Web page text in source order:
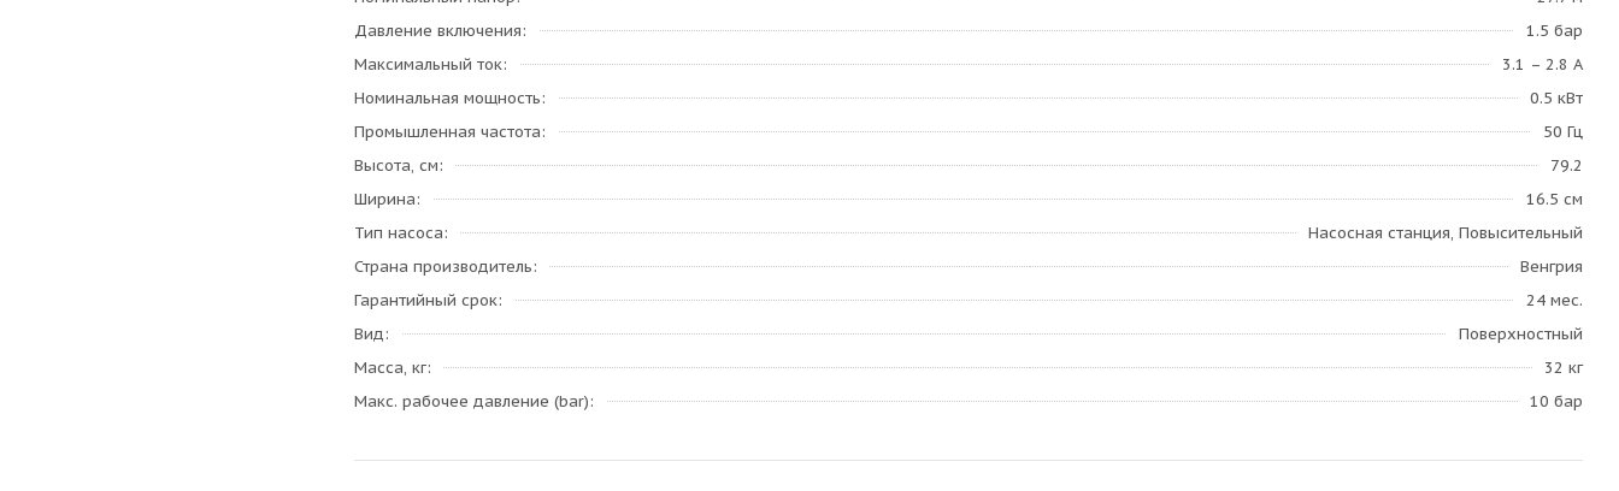
Давление включения
1.5 бар
Максимальный ток
3.1 – 2.8 А
Номинальная мощность
0.5 кВт
Промышленная частота
50 Гц
Высота, см
79.2
Ширина
16.5 см
Тип насоса
Насосная станция, Повысительный
Страна производитель
Венгрия
Гарантийный срок
24 мес.
Вид
Поверхностный
Масса, кг
32 кг
Макс. рабочее давление (bar)
10 бар